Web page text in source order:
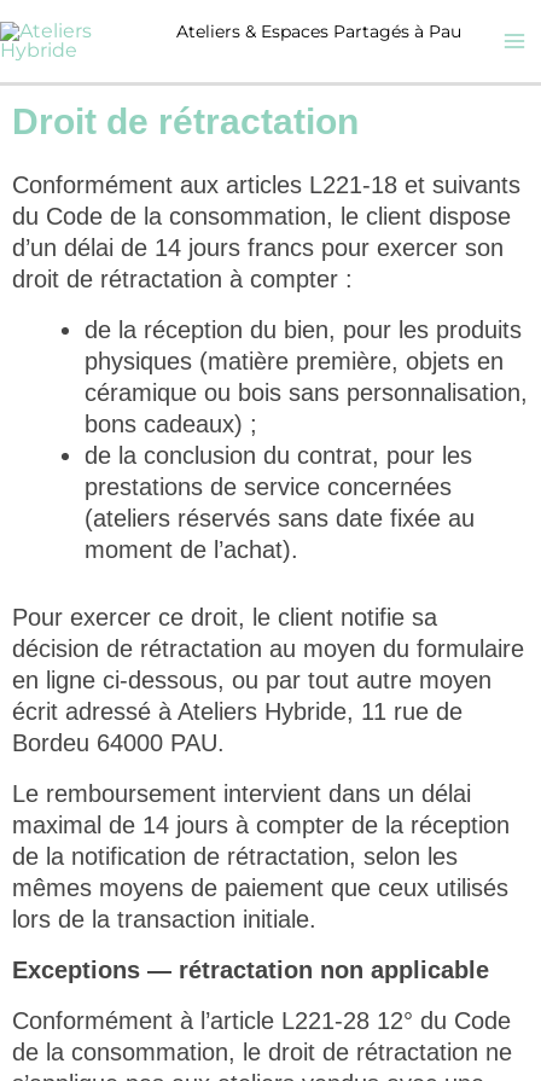
au
contenu
Ateliers & Espaces Partagés à Pau
Droit de rétractation
Conformément aux articles L221-18 et suivants
du Code de la consommation, le client dispose
d’un délai de 14 jours francs pour exercer son
droit de rétractation à compter :
de la réception du bien, pour les produits
physiques (matière première, objets en
céramique ou bois sans personnalisation,
bons cadeaux) ;
de la conclusion du contrat, pour les
prestations de service concernées
(ateliers réservés sans date fixée au
moment de l’achat).
Pour exercer ce droit, le client notifie sa
décision de rétractation au moyen du formulaire
en ligne ci-dessous, ou par tout autre moyen
écrit adressé à Ateliers Hybride, 11 rue de
Bordeu 64000 PAU.
Le remboursement intervient dans un délai
maximal de 14 jours à compter de la réception
de la notification de rétractation, selon les
mêmes moyens de paiement que ceux utilisés
lors de la transaction initiale.
Exceptions — rétractation non applicable
Conformément à l’article L221-28 12° du Code
de la consommation, le droit de rétractation ne